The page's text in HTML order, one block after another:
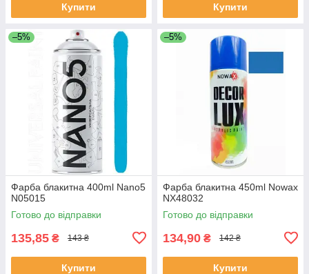
Купити Купити
–5%
Фарба блакитна 400ml Nano5
N05015
Готово до відправки
135,85 ₴ 143 ₴
Купити
–5%
Фарба блакитна 450ml Nowax
NX48032
Готово до відправки
134,90 ₴ 142 ₴
Купити